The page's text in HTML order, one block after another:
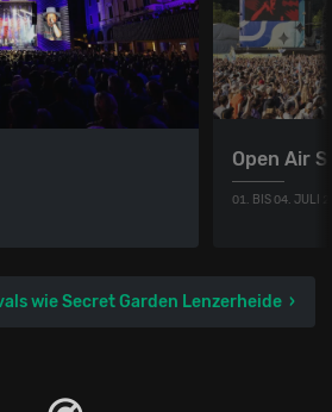
Open Air
01. BIS 04. JULI
wie Secret Garden Lenzerheide